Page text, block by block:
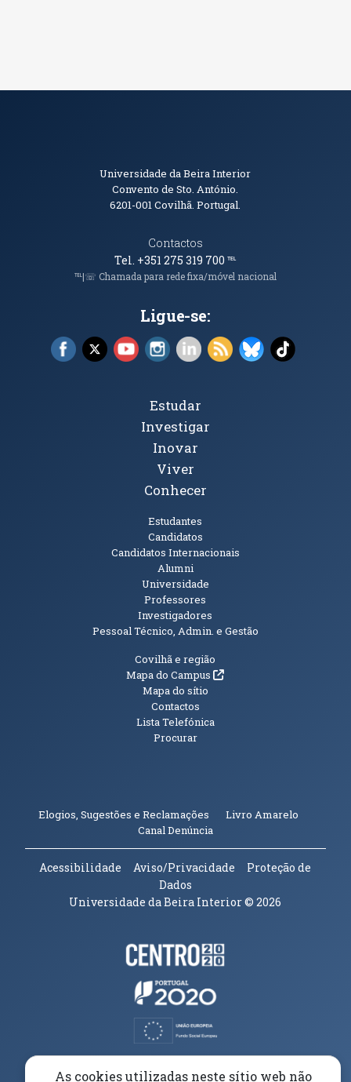
Informações de Contacto
Universidade da Beira Interior
Convento de Sto. António.
6201-001Covilhã. Portugal.
Contactos
Tel. +351 275 319 700℡
℡|☏ Chamada para rede fixa/móvel nacional
Ligue-se:
Facebook (abre em nova janela)
X (abre em nova janela)
YouTube (abre em nova janela)
Instagram (abre em nova janela)
LinkedIn (abre em nova
RSS (abre em nova
Bluesky (abre
TikTok
Tópicos Principais
Estudar
Investigar
Inovar
Viver
Conhecer
Estudantes
Candidatos
Candidatos Internacionais
Alumni
Universidade
Professores
Investigadores
Pessoal Técnico, Admin. e Gestão
Informações Adicionais
Covilhã e região
Mapa do Campus(abre em nova janela)
Mapa do sítio
Contactos
Lista Telefónica
Procurar
Elogios, Sugestões e Reclamações Livro Amarelo
Canal Denúncia(abre em nova janela)
Acessibilidade Aviso/Privacidade
Proteção de
Dados
Universidade da Beira Interior© 2026
Parceiros e Financiadores
As cookies utilizadas neste sítio web não